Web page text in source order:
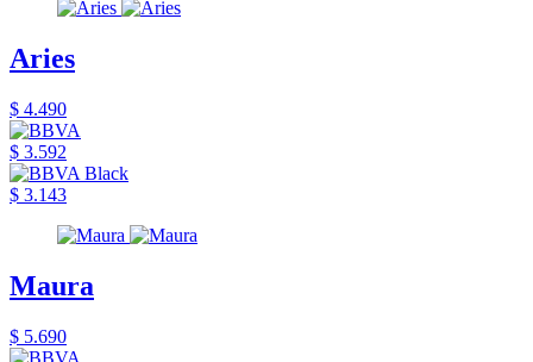
Aries
$ 4.490
$ 3.592
$ 3.143
Maura
$ 5.690